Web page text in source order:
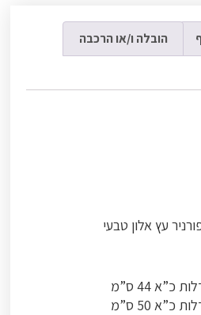
הובלה ו/או הרכבה
עץ אלון טבעי